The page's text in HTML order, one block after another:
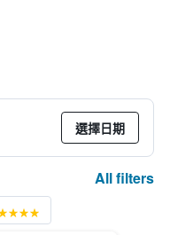
選擇日期
All filters